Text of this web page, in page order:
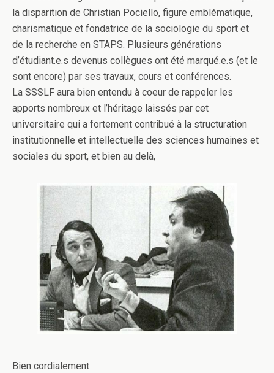
la disparition de Christian Pociello, figure emblématique,
charismatique et fondatrice de la sociologie du sport et
de la recherche en STAPS. Plusieurs générations
d’étudiant.e.s devenus collègues ont été marqué.e.s (et le
sont encore) par ses travaux, cours et conférences.
La SSSLF aura bien entendu à coeur de rappeler les
apports nombreux et l’héritage laissés par cet
universitaire qui a fortement contribué à la structuration
institutionnelle et intellectuelle des sciences humaines et
sociales du sport, et bien au delà,
Bien cordialement